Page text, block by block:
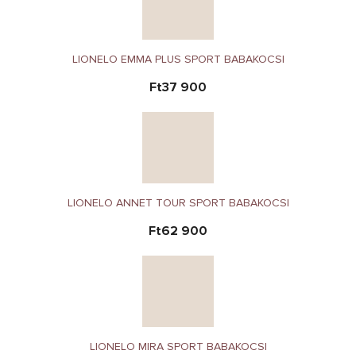
LIONELO EMMA PLUS SPORT BABAKOCSI
Ft37 900
LIONELO ANNET TOUR SPORT BABAKOCSI
Ft62 900
LIONELO MIRA SPORT BABAKOCSI